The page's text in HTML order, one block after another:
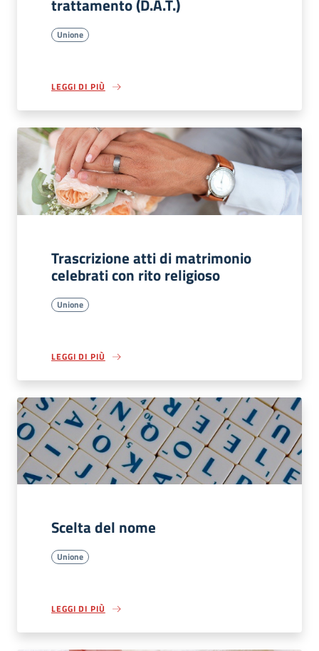
trattamento (D.A.T.)
Unione
LEGGI DI PIÙ
Trascrizione atti di matrimonio
celebrati con rito religioso
Unione
LEGGI DI PIÙ
Scelta del nome
Unione
LEGGI DI PIÙ